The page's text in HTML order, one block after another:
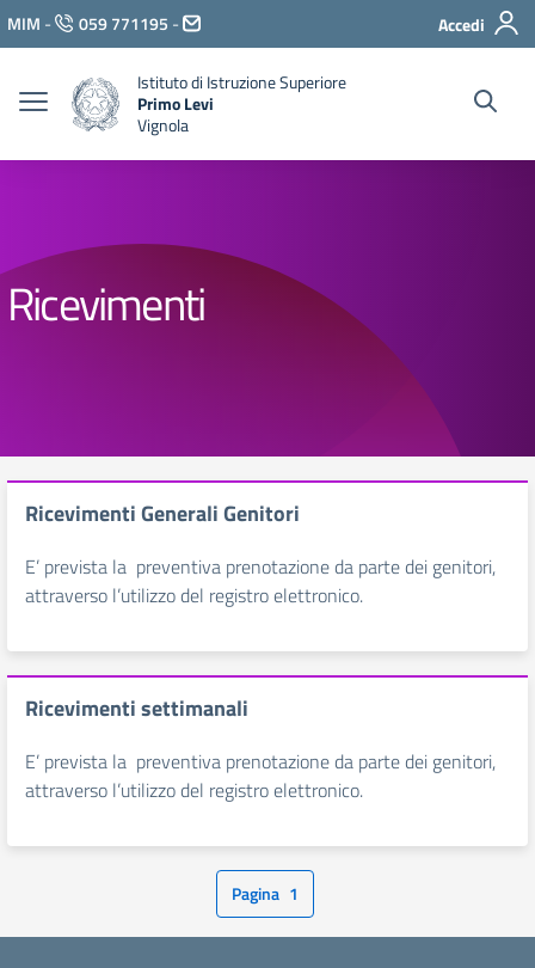
Vai ai contenuti
Vai al menu di navigazione
Vai al footer
MIM - 059 771195 - Accedi
Istituto di Istruzione Superiore
Primo Levi
Vignola
Ricevimenti
Ricevimenti Generali Genitori
E’ prevista la preventiva prenotazione da parte dei genitori,
attraverso l’utilizzo del registro elettronico.
Ricevimenti settimanali
E’ prevista la preventiva prenotazione da parte dei genitori,
attraverso l’utilizzo del registro elettronico.
Pagina 1